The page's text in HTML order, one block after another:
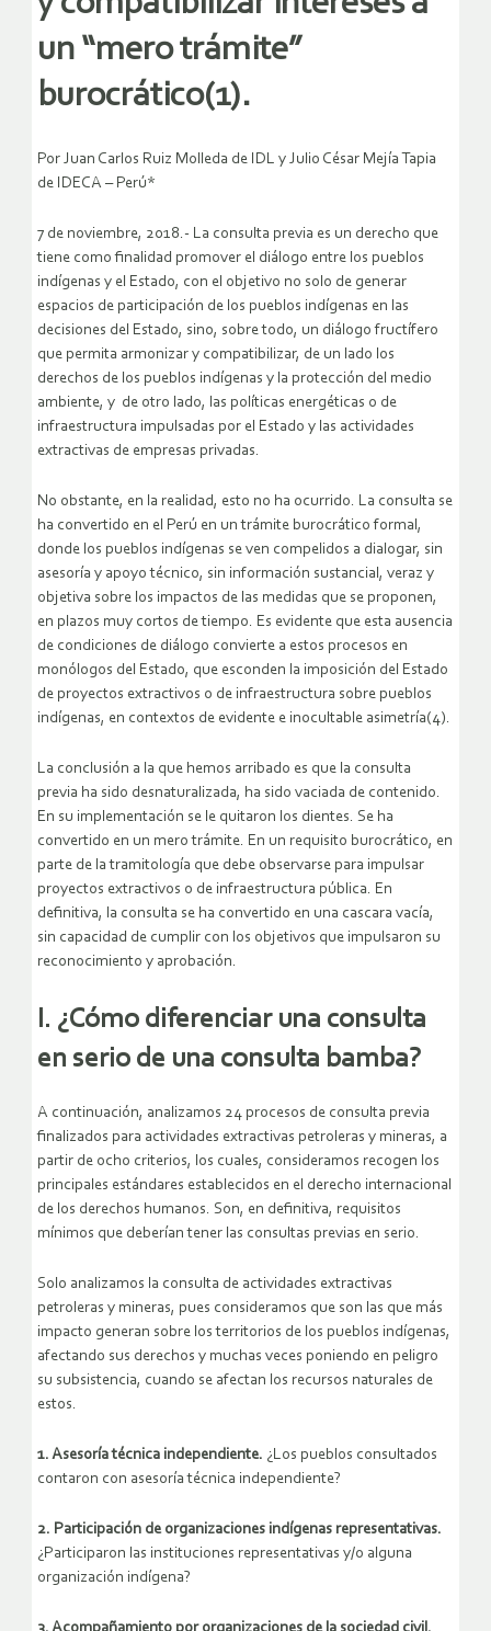
un “mero trámite”
burocrático(1).
Por Juan Carlos Ruiz Molleda de IDL y Julio César Mejía Tapia
de IDECA – Perú*
7 de noviembre, 2018.- La consulta previa es un derecho que
tiene como finalidad promover el diálogo entre los pueblos
indígenas y el Estado, con el objetivo no solo de generar
espacios de participación de los pueblos indígenas en las
decisiones del Estado, sino, sobre todo, un diálogo fructífero
que permita armonizar y compatibilizar, de un lado los
derechos de los pueblos indígenas y la protección del medio
ambiente, y de otro lado, las políticas energéticas o de
infraestructura impulsadas por el Estado y las actividades
extractivas de empresas privadas.
No obstante, en la realidad, esto no ha ocurrido. La consulta se
ha convertido en el Perú en un trámite burocrático formal,
donde los pueblos indígenas se ven compelidos a dialogar, sin
asesoría y apoyo técnico, sin información sustancial, veraz y
objetiva sobre los impactos de las medidas que se proponen,
en plazos muy cortos de tiempo. Es evidente que esta ausencia
de condiciones de diálogo convierte a estos procesos en
monólogos del Estado, que esconden la imposición del Estado
de proyectos extractivos o de infraestructura sobre pueblos
indígenas, en contextos de evidente e inocultable asimetría(4).
La conclusión a la que hemos arribado es que la consulta
previa ha sido desnaturalizada, ha sido vaciada de contenido.
En su implementación se le quitaron los dientes. Se ha
convertido en un mero trámite. En un requisito burocrático, en
parte de la tramitología que debe observarse para impulsar
proyectos extractivos o de infraestructura pública. En
definitiva, la consulta se ha convertido en una cascara vacía,
sin capacidad de cumplir con los objetivos que impulsaron su
reconocimiento y aprobación.
I. ¿Cómo diferenciar una consulta
en serio de una consulta bamba?
A continuación, analizamos 24 procesos de consulta previa
finalizados para actividades extractivas petroleras y mineras, a
partir de ocho criterios, los cuales, consideramos recogen los
principales estándares establecidos en el derecho internacional
de los derechos humanos. Son, en definitiva, requisitos
mínimos que deberían tener las consultas previas en serio.
Solo analizamos la consulta de actividades extractivas
petroleras y mineras, pues consideramos que son las que más
impacto generan sobre los territorios de los pueblos indígenas,
afectando sus derechos y muchas veces poniendo en peligro
su subsistencia, cuando se afectan los recursos naturales de
estos.
1. Asesoría técnica independiente. ¿Los pueblos consultados
contaron con asesoría técnica independiente?
2. Participación de organizaciones indígenas representativas.
¿Participaron las instituciones representativas y/o alguna
organización indígena?